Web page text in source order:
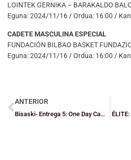
LOINTEK GERNIKA – BARAKALDO
Eguna: 2024/11/16 / Ordua: 16:00 /
CADETE MASCULINA ESPECIAL
FUNDACIÓN BILBAO BASKET
Eguna: 2024/11/16 / Ordua: 16:00 /
ANTERIOR
Bisaski- Entrega 5: One Day Camp Experience – Salleko & Next Hoops